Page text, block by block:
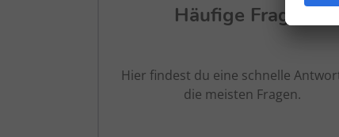
Häufige Fragen
Hier findest du eine schnelle
die meisten Fragen.